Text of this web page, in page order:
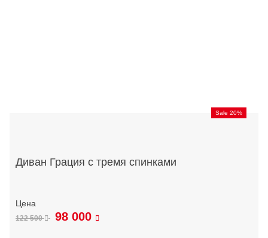
Sale 20%
Диван Грация с тремя спинками
122 500 98 000